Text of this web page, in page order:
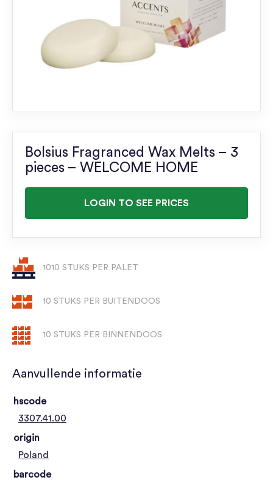
Bolsius Fragranced Wax Melts – 3
pieces – WELCOME HOME
LOGIN TO SEE PRICES
1010 STUKS PER PALET
10 STUKS PER BUITENDOOS
10 STUKS PER BINNENDOOS
Aanvullende informatie
hscode
3307.41.00
origin
Poland
barcode